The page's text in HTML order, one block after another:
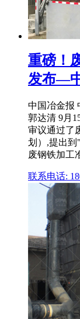
重磅！
发布—
中国冶金报
郭达清 9月
审议通过了
划）,提出到
废钢铁加工
联系电话: